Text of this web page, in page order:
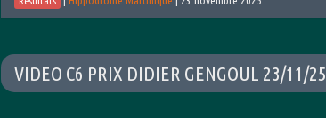
VIDEO C6 PRIX DIDIER GENGOUL 23/11/25